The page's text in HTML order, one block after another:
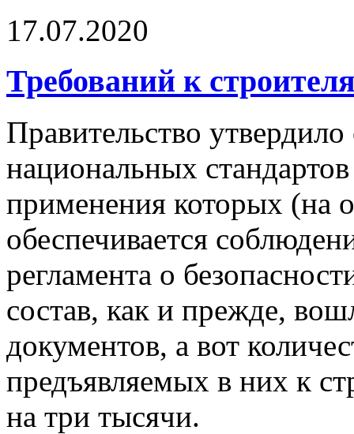
17.07.2020
Требований к
Правительство
национальных
применения которых (на
обеспечивается
регламента о
состав, как и прежде,
документов, а вот
предъявляемых в них к
на три тысячи.